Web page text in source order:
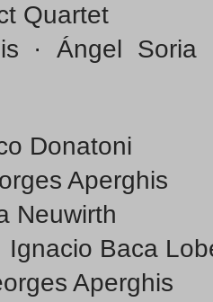
Quartet
· Ángel Soria
Donatoni
Aperghis
Neuwirth
Baca
Aperghis